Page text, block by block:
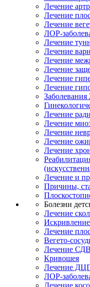
Лечение
Лечение
Лечение
ЛОР-
Лечение
Лечение
Лечение
Лечение
Лечение
Лечение
Лечение
Лечение
Лечение
Лечение
Лечение
Лечение и
Причины,
Болезни
Лечение
Лечение
Вегето-
Лечение
Кривошея
Лечение
ЛОР-
Лечение